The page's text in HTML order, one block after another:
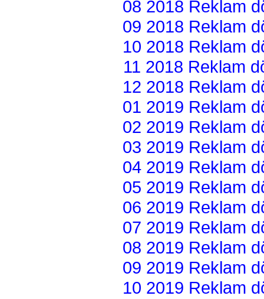
08 2018 Reklam
09 2018 Reklam
10 2018 Reklam
11 2018 Reklam
12 2018 Reklam
01 2019 Reklam
02 2019 Reklam
03 2019 Reklam
04 2019 Reklam
05 2019 Reklam
06 2019 Reklam
07 2019 Reklam
08 2019 Reklam
09 2019 Reklam
10 2019 Reklam